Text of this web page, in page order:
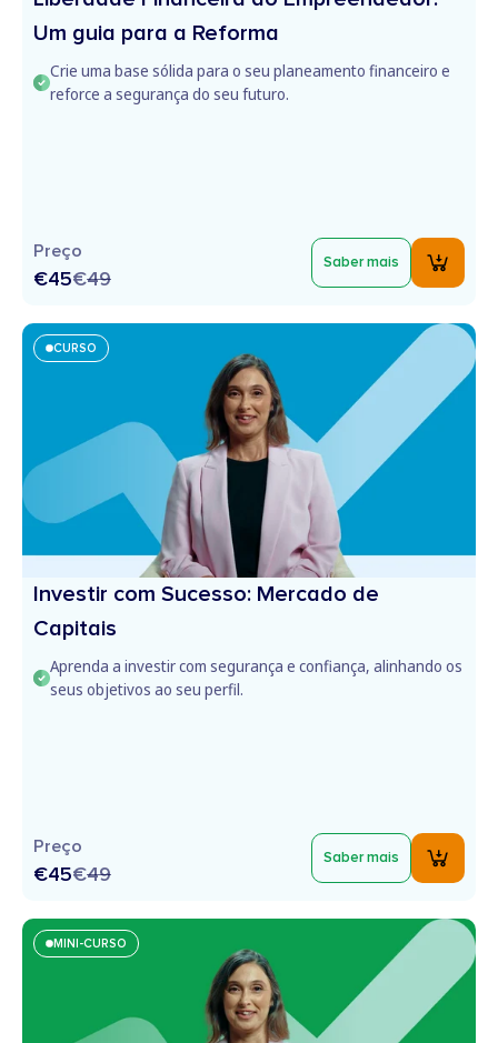
Um guia para a Reforma
Crie uma base sólida para o seu planeamento financeiro e
reforce a segurança do seu futuro.
Preço
€45€49
Saber mais
CURSO
Investir com Sucesso: Mercado de
Capitais
Aprenda a investir com segurança e confiança, alinhando os
seus objetivos ao seu perfil.
Preço
€45€49
Saber mais
MINI-CURSO